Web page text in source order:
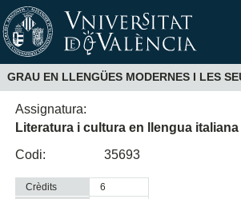
GRAU EN LLENGÜES MODERNES I LES
Assignatura:
Literatura i cultura en llengua italiana
Codi:
35693
Crèdits
6